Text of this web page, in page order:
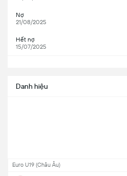
Nợ
21/08/2025
Hết nợ
15/07/2025
Danh hiệu
Euro U19 (Châu Âu)